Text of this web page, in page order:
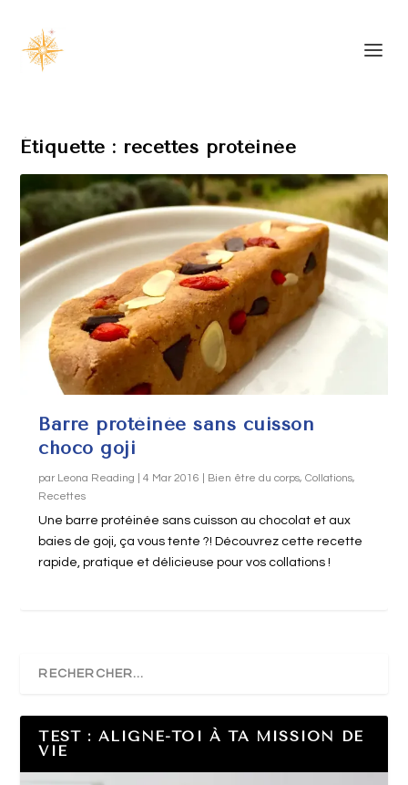
Étiquette : recettes protéinée
Barre protéinée sans cuisson
choco goji
par Leona Reading |4 Mar 2016 Bien être du corps,Collations,
Recettes
Une barre protéinée sans cuisson au chocolat et aux
baies de goji, ça vous tente ?! Découvrez cette recette
rapide, pratique et délicieuse pour vos collations !
TEST : ALIGNE-TOI À TA MISSION DE
VIE